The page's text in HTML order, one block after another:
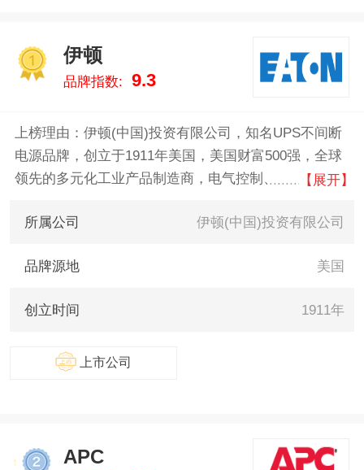
实的数据告诉您ups电源什么牌子
好，供您参考。
伊顿
品牌指数: 9.3
上榜理由：伊顿(中国)投资有限公司，知名UPS不间断
电源品牌，创立于1911年美国，美国财富500强，全球
领先的多元化工业产品制造商，电气控制、电力分配、
【展开】
所属公司 伊顿(中国)投资有限公司
品牌源地 美国
创立时间 1911年
上市公司
APC